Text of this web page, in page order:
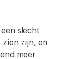
een slecht
zien zijn, en
meer